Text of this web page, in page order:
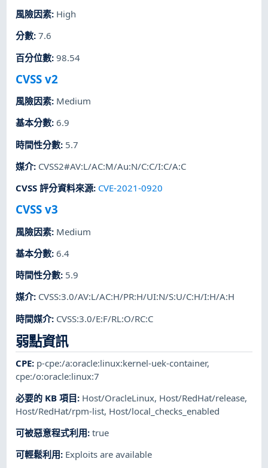
風險因素: High
分數:7.6
百分位數:98.54
CVSS v2
風險因素: Medium
基本分數:6.9
時間性分數: 5.7
媒介: CVSS2#AV:L/AC:M/Au:N/C:C/I:C/A:C
CVSS 評分資料來源: CVE-2021-0920
CVSS v3
風險因素: Medium
基本分數:6.4
時間性分數: 5.9
媒介: CVSS:3.0/AV:L/AC:H/PR:H/UI:N/S:U/C:H/I:H/A:H
時間媒介: CVSS:3.0/E:F/RL:O/RC:C
弱點資訊
CPE: p-cpe:/a:oracle:linux:kernel-uek-container,
cpe:/o:oracle:linux:7
必要的 KB 項目: Host/OracleLinux, Host/RedHat/release,
Host/RedHat/rpm-list, Host/local_checks_enabled
可被惡意程式利用:true
可輕鬆利用: Exploits are available